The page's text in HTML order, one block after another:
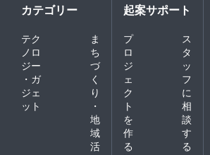
カテゴリー
テク
ノロ
ジー
・ガ
ジェ
ット
ま
ち
づ
く
り
・
地
域
活
起案サポート
プ
ロ
ジ
ェ
ク
ト
を
作
る
ス
タ
ッ
フ
に
相
談
す
る